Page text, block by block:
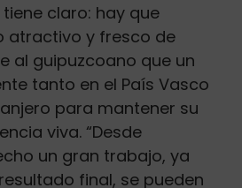
tiene claro: hay que
atractivo y fresco de
al guipuzcoano que un
tanto en el País Vasco
para mantener su
viva. “Desde
un gran trabajo, ya
final, se pueden